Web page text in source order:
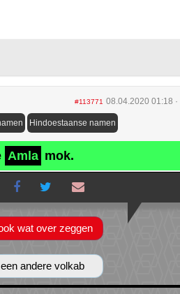
#113771 08.04.2020 01:18
Hindoestaanse namen
Amla mok.
wat over zeggen
andere volkab